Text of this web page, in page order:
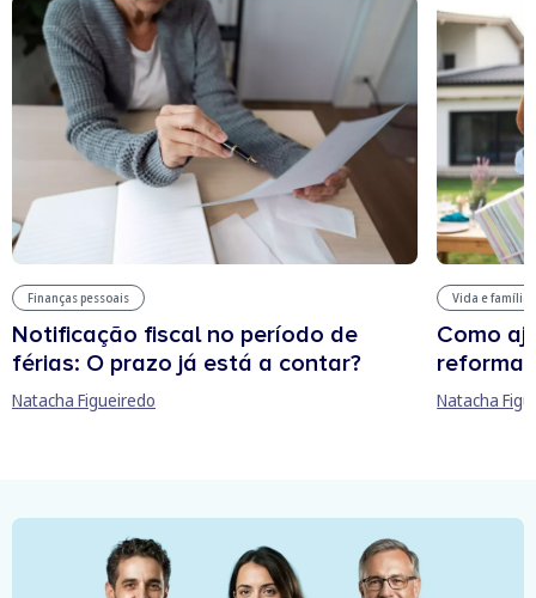
Finanças pessoais
Notificação fiscal no período de
férias: O prazo já está a contar?
Natacha Figueiredo
Vida e família
Como
reforma
Natacha